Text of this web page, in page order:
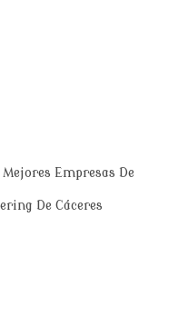
Mejores Empresas De
De Cáceres